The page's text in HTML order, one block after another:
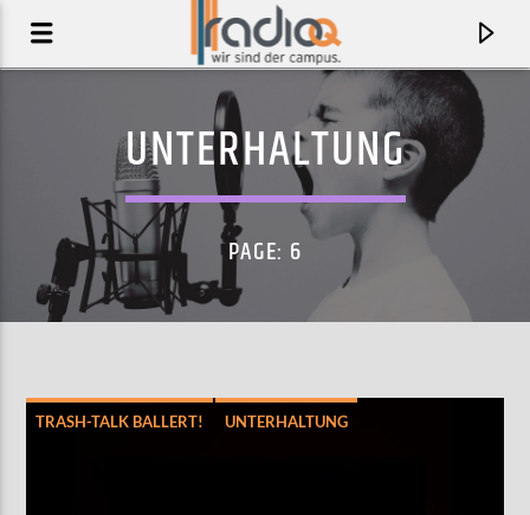
UNTERHALTUNG
PAGE: 6
TRASH-TALK BALLERT! UNTERHALTUNG